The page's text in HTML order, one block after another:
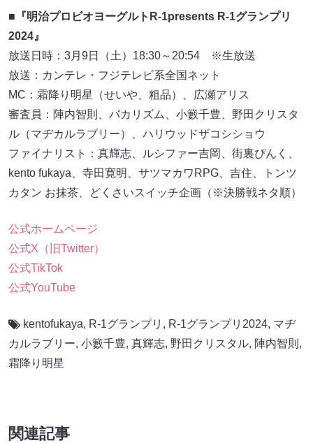
■『明治プロビオヨーグルトR-1presents R-1グランプリ
2024』
放送日時：3月9日（土）18:30～20:54 ※生放送
放送：カンテレ・フジテレビ系全国ネット
MC：霜降り明星（せいや、粗品）、広瀬アリス
審査員：陣内智則、バカリズム、小籔千豊、野田クリスタ
ル（マヂカルラブリー）、ハリウッドザコシショウ
ファイナリスト：真輝志、ルシファー吉岡、街裏ぴんく、
kento fukaya、寺田寛明、サツマカワRPG、吉住、トンツ
カタン お抹茶、どくさいスイッチ企画（※決勝戦ネタ順）
公式ホームページ
公式X（旧Twitter）
公式TikTok
公式YouTube
kentofukaya, R-1グランプリ , R-1グランプリ2024, マヂ
カルラブリー, 小籔千豊, 真輝志, 野田クリスタル, 陣内智則 ,
霜降り明星
関連記事